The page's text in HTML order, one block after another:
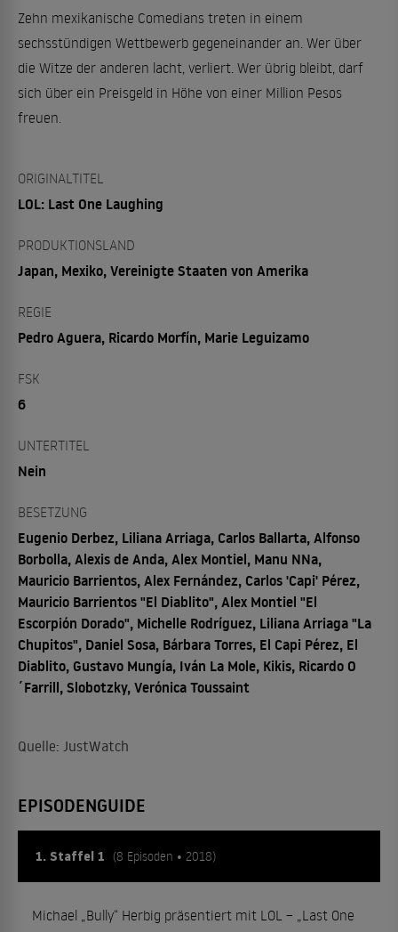
Zehn mexikanische Comedians treten in einem
sechsstündigen Wettbewerb gegeneinander an. Wer über
die Witze der anderen lacht, verliert. Wer übrig bleibt, darf
sich über ein Preisgeld in Höhe von einer Million Pesos
freuen.
ORIGINALTITEL
LOL: Last One Laughing
PRODUKTIONSLAND
Japan, Mexiko, Vereinigte Staaten von Amerika
REGIE
Pedro Aguera, Ricardo Morfín, Marie Leguizamo
FSK
6
UNTERTITEL
Nein
BESETZUNG
Eugenio Derbez, Liliana Arriaga, Carlos Ballarta, Alfonso
Borbolla, Alexis de Anda, Alex Montiel, Manu NNa,
Mauricio Barrientos, Alex Fernández, Carlos 'Capi' Pérez,
Mauricio Barrientos "El Diablito", Alex Montiel "El
Escorpión Dorado", Michelle Rodríguez, Liliana Arriaga "La
Chupitos", Daniel Sosa, Bárbara Torres, El Capi Pérez, El
Diablito, Gustavo Mungía, Iván La Mole, Kikis, Ricardo O
´Farrill, Slobotzky, Verónica Toussaint
Quelle: JustWatch
EPISODENGUIDE
1. Staffel 1 (8 Episoden • 2018)
Michael „Bully“ Herbig präsentiert mit LOL – „Last One